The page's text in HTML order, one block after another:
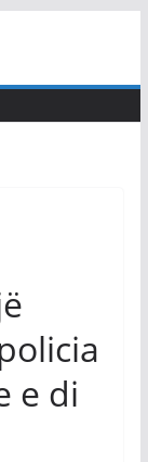
e di